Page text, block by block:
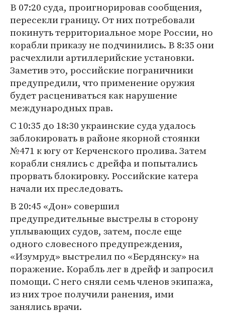
В 07:20 суда, проигнорировав сообщения,
пересекли границу. От них потребовали
покинуть территориальное море России, но
корабли приказу не подчинились. В 8:35 они
расчехлили артиллерийские установки.
Заметив это, российские пограничники
предупредили, что применение оружия
будет расцениваться как нарушение
международных прав.
С 10:35 до 18:30 украинские суда удалось
заблокировать в районе якорной стоянки
№471 к югу от Керченского пролива. Затем
корабли снялись с дрейфа и попытались
прорвать блокировку. Российские катера
начали их преследовать.
В 20:45 «Дон» совершил
предупредительные выстрелы в сторону
уплывающих судов, затем, после еще
одного словесного предупреждения,
«Изумруд» выстрелил по «Бердянску» на
поражение. Корабль лег в дрейф и запросил
помощи. С него сняли семь членов экипажа,
из них трое получили ранения, ими
занялись врачи.